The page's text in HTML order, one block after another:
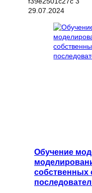
29.07.2024
Обучение
собственных